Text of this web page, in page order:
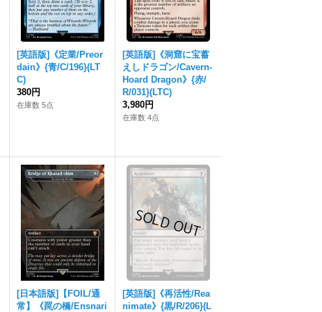
[英語版]《定業/Preor
dain》{青/C/196}(LT
C)
380円
在庫数 5点
[英語版]《洞窟に宝蓄
えしドラゴン/Cavern-
Hoard Dragon》{赤/
R/031}(LTC)
3,980円
在庫数 4点
[日本語版]【FOIL/通
常】《罠の橋/Ensnari
[英語版]《再活性/Rea
nimate》{黒/R/206}(L